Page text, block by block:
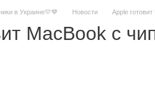
в Украине💛💙 Новости Apple
MacBook с